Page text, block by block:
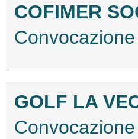
COFIMER
GOLF LA